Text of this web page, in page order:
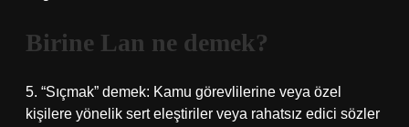
Birine Lan ne demek?
5. “Sıçmak” demek: Kamu görevlilerine veya özel
kişilere yönelik sert eleştiriler veya rahatsız edici sözler